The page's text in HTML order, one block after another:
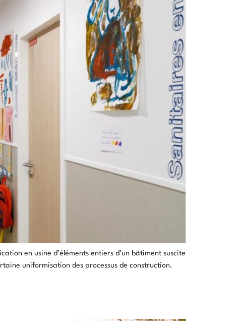
en usine d’éléments entiers d’un bâtiment suscite
uniformisation des processus de construction.